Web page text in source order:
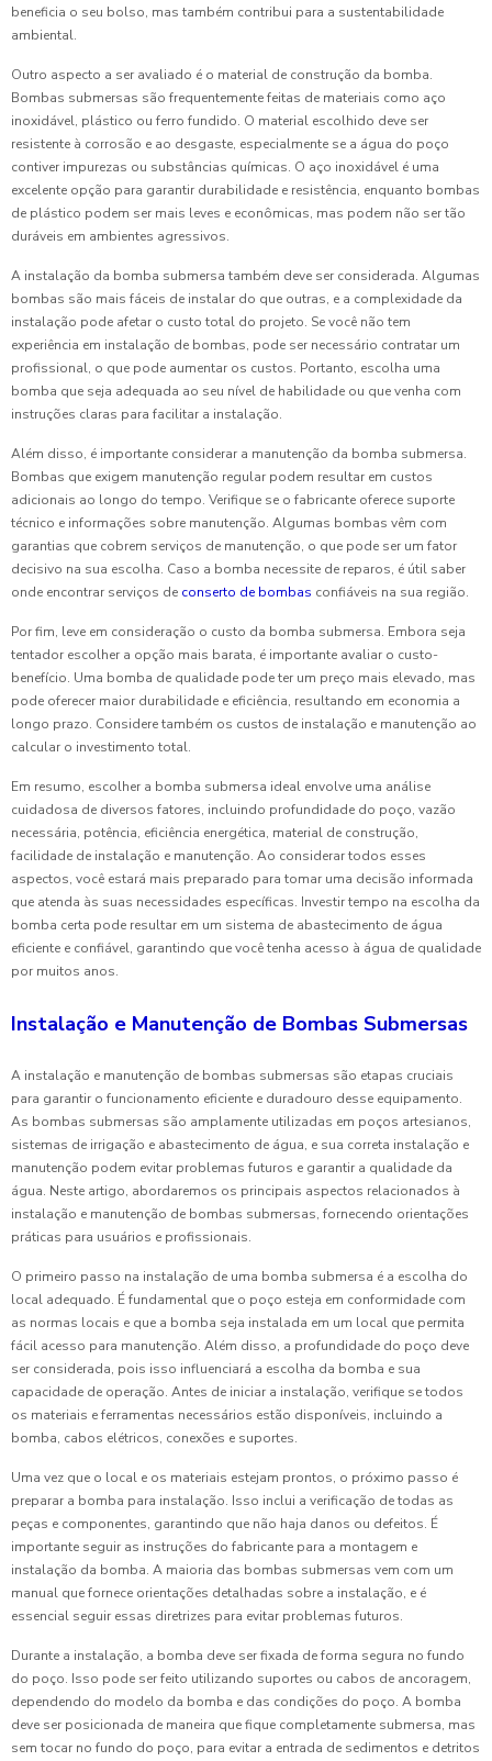
beneficia o seu bolso, mas também contribui para a sustentabilidade
ambiental.
Outro aspecto a ser avaliado é o material de construção da bomba.
Bombas submersas são frequentemente feitas de materiais como aço
inoxidável, plástico ou ferro fundido. O material escolhido deve ser
resistente à corrosão e ao desgaste, especialmente se a água do poço
contiver impurezas ou substâncias químicas. O aço inoxidável é uma
excelente opção para garantir durabilidade e resistência, enquanto bombas
de plástico podem ser mais leves e econômicas, mas podem não ser tão
duráveis em ambientes agressivos.
A instalação da bomba submersa também deve ser considerada. Algumas
bombas são mais fáceis de instalar do que outras, e a complexidade da
instalação pode afetar o custo total do projeto. Se você não tem
experiência em instalação de bombas, pode ser necessário contratar um
profissional, o que pode aumentar os custos. Portanto, escolha uma
bomba que seja adequada ao seu nível de habilidade ou que venha com
instruções claras para facilitar a instalação.
Além disso, é importante considerar a manutenção da bomba submersa.
Bombas que exigem manutenção regular podem resultar em custos
adicionais ao longo do tempo. Verifique se o fabricante oferece suporte
técnico e informações sobre manutenção. Algumas bombas vêm com
garantias que cobrem serviços de manutenção, o que pode ser um fator
decisivo na sua escolha. Caso a bomba necessite de reparos, é útil saber
onde encontrar serviços de conserto de bombas confiáveis na sua região.
Por fim, leve em consideração o custo da bomba submersa. Embora seja
tentador escolher a opção mais barata, é importante avaliar o custo-
benefício. Uma bomba de qualidade pode ter um preço mais elevado, mas
pode oferecer maior durabilidade e eficiência, resultando em economia a
longo prazo. Considere também os custos de instalação e manutenção ao
calcular o investimento total.
Em resumo, escolher a bomba submersa ideal envolve uma análise
cuidadosa de diversos fatores, incluindo profundidade do poço, vazão
necessária, potência, eficiência energética, material de construção,
facilidade de instalação e manutenção. Ao considerar todos esses
aspectos, você estará mais preparado para tomar uma decisão informada
que atenda às suas necessidades específicas. Investir tempo na escolha da
bomba certa pode resultar em um sistema de abastecimento de água
eficiente e confiável, garantindo que você tenha acesso à água de qualidade
por muitos anos.
Instalação e Manutenção de Bombas Submersas
A instalação e manutenção de bombas submersas são etapas cruciais
para garantir o funcionamento eficiente e duradouro desse equipamento.
As bombas submersas são amplamente utilizadas em poços artesianos,
sistemas de irrigação e abastecimento de água, e sua correta instalação e
manutenção podem evitar problemas futuros e garantir a qualidade da
água. Neste artigo, abordaremos os principais aspectos relacionados à
instalação e manutenção de bombas submersas, fornecendo orientações
práticas para usuários e profissionais.
O primeiro passo na instalação de uma bomba submersa é a escolha do
local adequado. É fundamental que o poço esteja em conformidade com
as normas locais e que a bomba seja instalada em um local que permita
fácil acesso para manutenção. Além disso, a profundidade do poço deve
ser considerada, pois isso influenciará a escolha da bomba e sua
capacidade de operação. Antes de iniciar a instalação, verifique se todos
os materiais e ferramentas necessários estão disponíveis, incluindo a
bomba, cabos elétricos, conexões e suportes.
Uma vez que o local e os materiais estejam prontos, o próximo passo é
preparar a bomba para instalação. Isso inclui a verificação de todas as
peças e componentes, garantindo que não haja danos ou defeitos. É
importante seguir as instruções do fabricante para a montagem e
instalação da bomba. A maioria das bombas submersas vem com um
manual que fornece orientações detalhadas sobre a instalação, e é
essencial seguir essas diretrizes para evitar problemas futuros.
Durante a instalação, a bomba deve ser fixada de forma segura no fundo
do poço. Isso pode ser feito utilizando suportes ou cabos de ancoragem,
dependendo do modelo da bomba e das condições do poço. A bomba
deve ser posicionada de maneira que fique completamente submersa, mas
sem tocar no fundo do poço, para evitar a entrada de sedimentos e detritos